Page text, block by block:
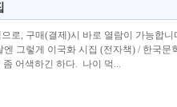
으로, 구매(결제)시 바로 열람이 가능합
엔 그렇게 이국화 시집 (전자책) / 한국
좀 어색하긴 하다. 나이 먹...